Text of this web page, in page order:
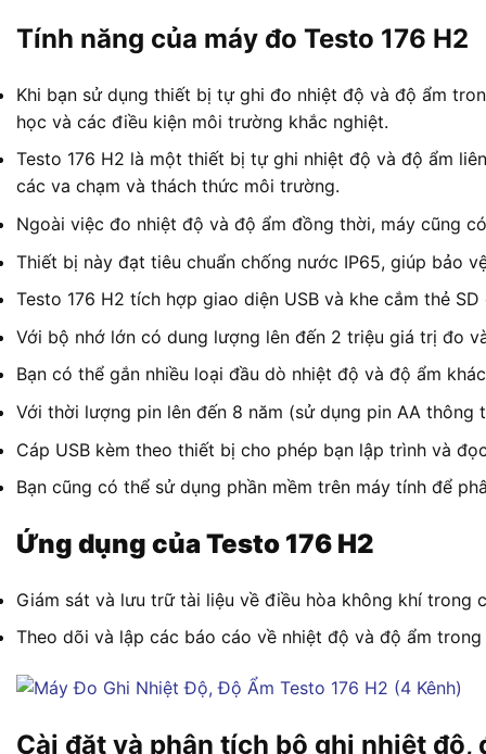
Tính năng của máy đo Testo 176 H2
Khi bạn sử dụng thiết bị tự ghi đo nhiệt độ và độ ẩm
học và các điều kiện môi trường khắc nghiệt.
Testo 176 H2 là một thiết bị tự ghi nhiệt độ và độ ẩm
các va chạm và thách thức môi trường.
Ngoài việc đo nhiệt độ và độ ẩm đồng thời, máy cũng
Thiết bị này đạt tiêu chuẩn chống nước IP65, giúp bảo
Testo 176 H2 tích hợp giao diện USB và khe cắm thẻ
Với bộ nhớ lớn có dung lượng lên đến 2 triệu giá trị đo
Bạn có thể gắn nhiều loại đầu dò nhiệt độ và độ ẩm
Với thời lượng pin lên đến 8 năm (sử dụng pin AA
Cáp USB kèm theo thiết bị cho phép bạn lập trình và
Bạn cũng có thể sử dụng phần mềm trên máy tính để
Ứng dụng của Testo 176 H2
Giám sát và lưu trữ tài liệu về điều hòa không khí trong
Theo dõi và lập các báo cáo về nhiệt độ và độ ẩm
Cài đặt và phân tích bộ ghi nhiệt độ,